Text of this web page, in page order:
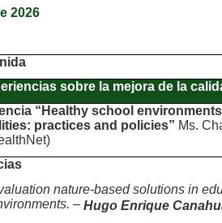
2026
sobre la mejora de la
“Healthy school
practices and policies” Ms.
nature-based solutions in
– Hugo Enrique